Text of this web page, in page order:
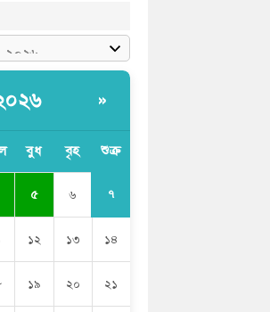
»
বুধ বৃহ শুক্র
৫ ৬ ৭
১২ ১৩ ১৪
১৯ ২০ ২১